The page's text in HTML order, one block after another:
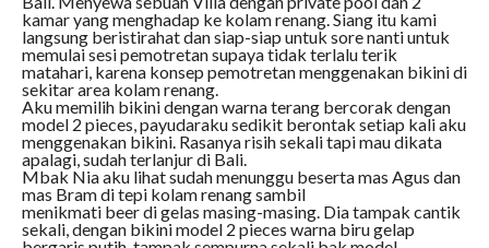
kamar yang menghadap ke kolam renang. Siang itu kami
langsung beristirahat dan siap-siap untuk sore nanti untuk
memulai sesi pemotretan supaya tidak terlalu terik
matahari, karena konsep pemotretan menggenakan bikini di
sekitar area kolam renang.
Aku memilih bikini dengan warna terang bercorak dengan
model 2 pieces, payudaraku sedikit berontak setiap kali aku
menggenakan bikini. Rasanya risih sekali tapi mau dikata
apalagi, sudah terlanjur di Bali.
Mbak Nia aku lihat sudah menunggu beserta mas Agus dan
mas Bram di tepi kolam renang sambil
menikmati beer di gelas masing-masing. Dia tampak cantik
sekali, dengan bikini model 2 pieces warna biru gelap